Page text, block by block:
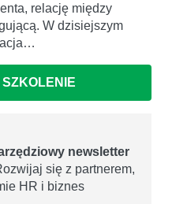
relację między
W dzisiejszym
newsletter
się z partnerem,
HR i biznes